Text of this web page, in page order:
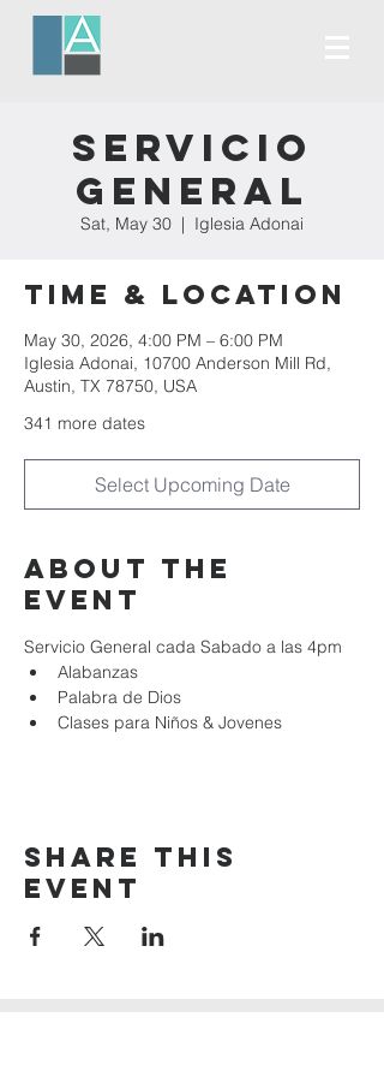
Servicio
General
Sat, May 30
  |
Iglesia Adonai
Time & Location
May 30, 2026, 4:00 PM – 6:00 PM
Iglesia Adonai, 10700 Anderson Mill Rd,
Austin, TX 78750, USA
341 more dates
Select Upcoming Date
About the
event
Servicio General cada Sabado a las 4pm
Alabanzas
Palabra de Dios
Clases para Niños & Jovenes
Share this
event